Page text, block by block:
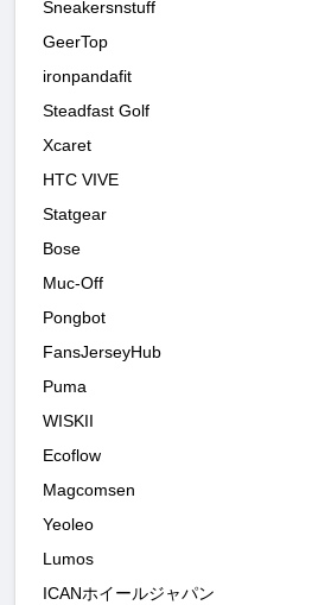
Sneakersnstuff
GeerTop
ironpandafit
Steadfast Golf
Xcaret
HTC VIVE
Statgear
Bose
Muc-Off
Pongbot
FansJerseyHub
Puma
WISKII
Ecoflow
Magcomsen
Yeoleo
Lumos
ICANホイールジャパン